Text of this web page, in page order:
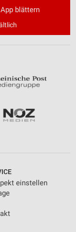
blättern
einstellen